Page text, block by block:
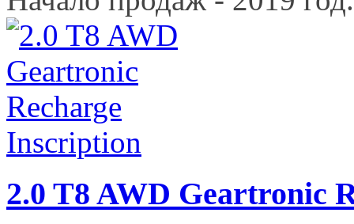
2.0 T8 AWD Geartronic